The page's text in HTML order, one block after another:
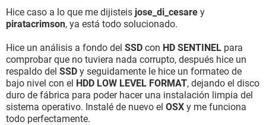
Hice caso a lo que me dijisteis jose_di_cesare y
piratacrimson, ya está todo solucionado.
Hice un análisis a fondo del SSD con HD SENTINEL para
comprobar que no tuviera nada corrupto, después hice un
respaldo del SSD y seguidamente le hice un formateo de
bajo nivel con el HDD LOW LEVEL FORMAT, dejando el disco
duro de fábrica para poder hacer una instalación limpia del
sistema operativo. Instalé de nuevo el OSX y me funciona
todo perfectamente.